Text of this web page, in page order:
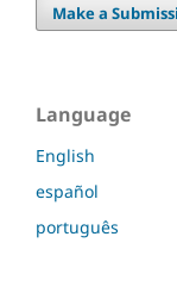
Make a
Language
English
español
português